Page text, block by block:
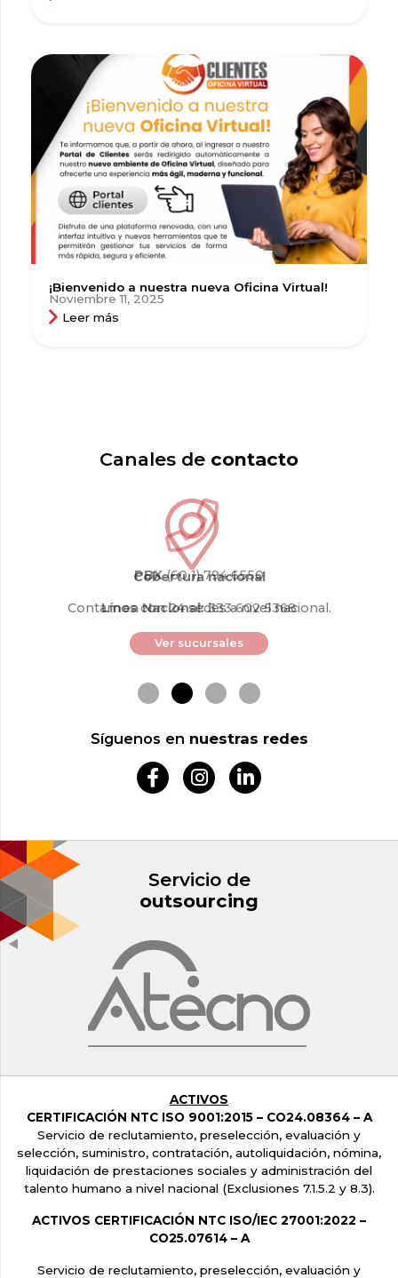
¡Bienvenido a nuestra nueva Oficina Virtual!
Noviembre 11, 2025
Leer más
Canales de contacto
Cobertura nacional
Contamos con 24 sedes a nivel nacional.
Ver sucursales
PBX(60 1) 794 6550
Línea Nacional:333 602 5368
Síguenos en nuestras redes
Servicio de
outsourcing
ACTIVOS
CERTIFICACIÓN NTC ISO 9001:2015 –CO24.08364 – A
Servicio de reclutamiento, preselección, evaluación y
selección, suministro, contratación, autoliquidación, nómina,
liquidación de prestaciones sociales y administración del
talento humano a nivel nacional (Exclusiones 7.1.5.2 y 8.3).
ACTIVOS CERTIFICACIÓN NTC ISO/IEC 27001:2022 –
CO25.07614 – A
Servicio de reclutamiento, preselección, evaluación y